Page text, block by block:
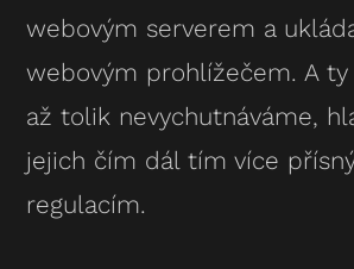
webovým serverem a
webovým prohlížečem. A
až tolik nevychutnáváme,
jejich čím dál tím více
regulacím.